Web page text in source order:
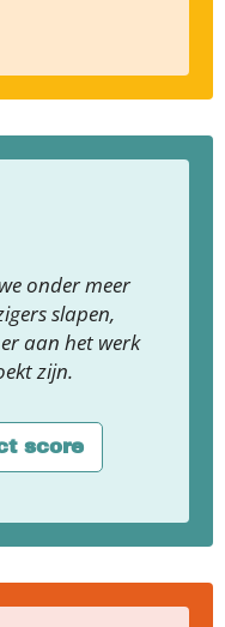
onder meer
slapen,
aan het werk
zijn.
score